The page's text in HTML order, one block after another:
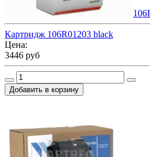
Картридж 106R01203 black
Цена:
3446 руб